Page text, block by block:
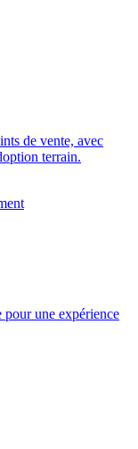
de vente, avec
terrain.
une expérience